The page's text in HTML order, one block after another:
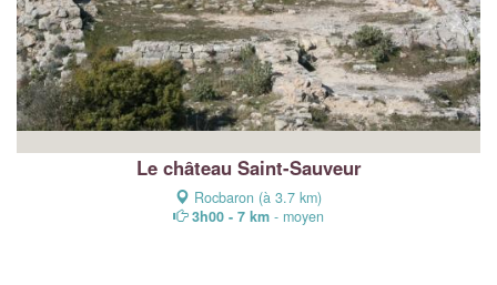
Le château Saint-Sauveur
Rocbaron (à 3.7 km)
3h00 - 7 km - moyen